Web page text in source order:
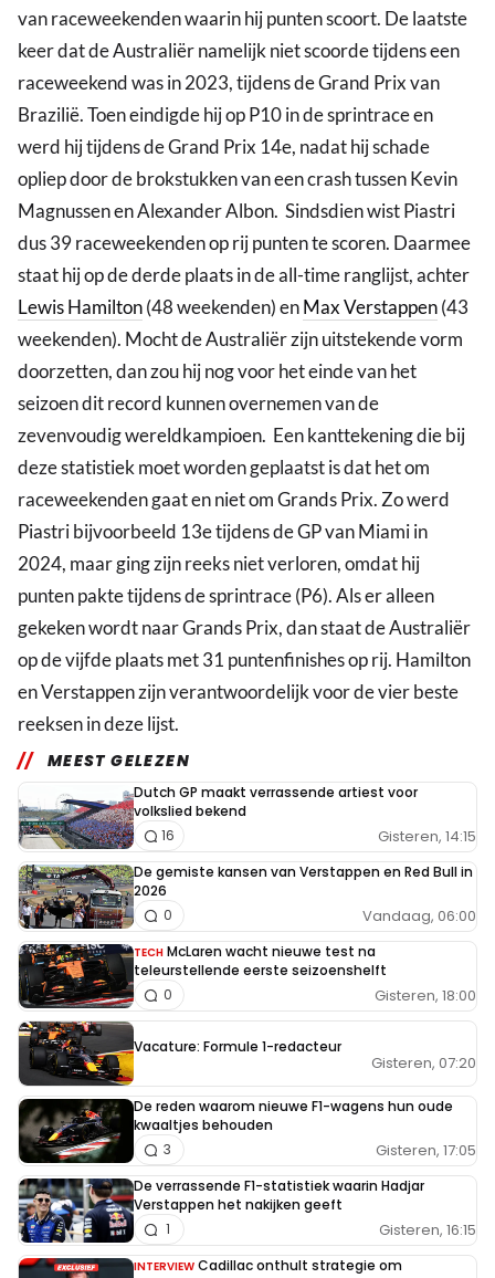
van raceweekenden waarin hij punten scoort. De laatste
keer dat de Australiër namelijk niet scoorde tijdens een
raceweekend was in 2023, tijdens de Grand Prix van
Brazilië. Toen eindigde hij op P10 in de sprintrace en
werd hij tijdens de Grand Prix 14e, nadat hij schade
opliep door de brokstukken van een crash tussen Kevin
Magnussen en Alexander Albon. Sindsdien wist Piastri
dus 39 raceweekenden op rij punten te scoren. Daarmee
staat hij op de derde plaats in de all-time ranglijst, achter
Lewis Hamilton(48 weekenden) enMax Verstappen(43
weekenden). Mocht de Australiër zijn uitstekende vorm
doorzetten, dan zou hij nog voor het einde van het
seizoen dit record kunnen overnemen van de
zevenvoudig wereldkampioen. Een kanttekening die bij
deze statistiek moet worden geplaatst is dat het om
raceweekenden gaat en niet om Grands Prix. Zo werd
Piastri bijvoorbeeld 13e tijdens de GP van Miami in
2024, maar ging zijn reeks niet verloren, omdat hij
punten pakte tijdens de sprintrace (P6). Als er alleen
gekeken wordt naar Grands Prix, dan staat de Australiër
op de vijfde plaats met 31 puntenfinishes op rij. Hamilton
en Verstappen zijn verantwoordelijk voor de vier beste
reeksen in deze lijst.
MEEST GELEZEN
Dutch GP maakt verrassende artiest voor
volkslied bekend
Gisteren, 14:15
16
De gemiste kansen van Verstappen en Red Bull in
2026
Vandaag, 06:00
0
TECH McLaren wacht nieuwe test na
teleurstellende eerste seizoenshelft
Gisteren, 18:00
0
Vacature: Formule 1-redacteur
Gisteren, 07:20
De reden waarom nieuwe F1-wagens hun oude
kwaaltjes behouden
Gisteren, 17:05
3
De verrassende F1-statistiek waarin Hadjar
Verstappen het nakijken geeft
Gisteren, 16:15
1
INTERVIEW Cadillac onthult strategie om